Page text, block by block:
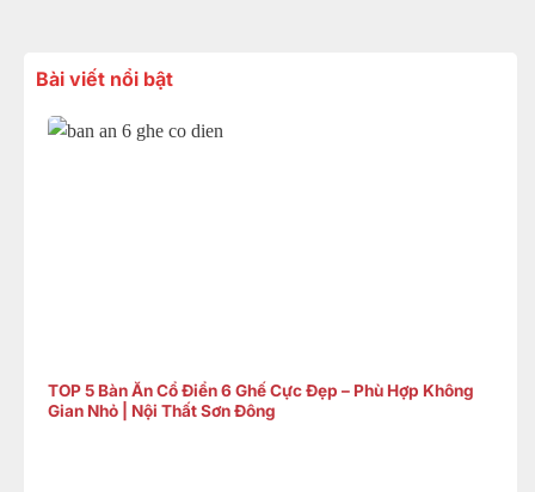
Bài viết nổi bật
TOP 5 Bàn Ăn Cổ Điển 6 Ghế Cực Đẹp – Phù Hợp Không
Gian Nhỏ | Nội Thất Sơn Đông